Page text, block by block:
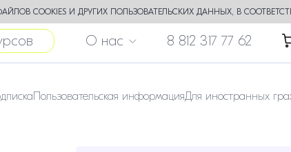
COOKIES И ДРУГИХ ПОЛЬЗОВАТЕЛЬСКИХ ДАННЫХ, В
О нас 8 812 317 77 62
Пользовательская информацияДля иностранных